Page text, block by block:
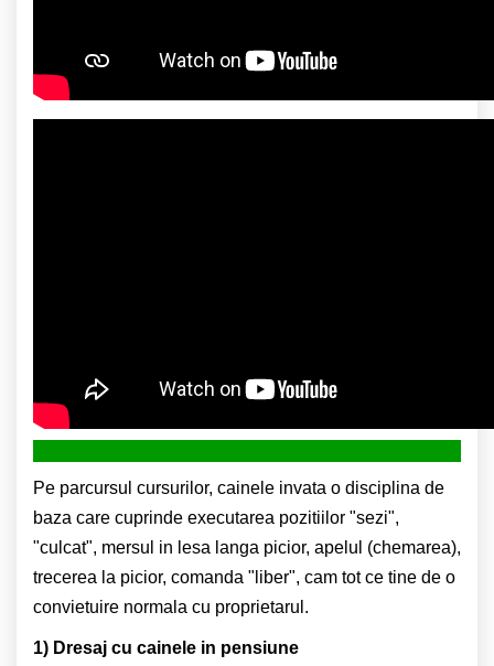
Pe parcursul cursurilor, cainele invata o disciplina de
baza care cuprinde executarea pozitiilor "sezi",
"culcat", mersul in lesa langa picior, apelul (chemarea),
trecerea la picior, comanda "liber", cam tot ce tine de o
convietuire normala cu proprietarul.
1) Dresaj cu cainele in pensiune